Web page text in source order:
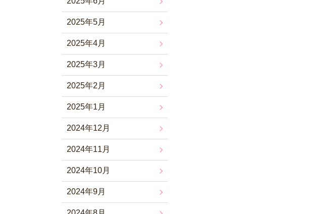
2025年5月
2025年4月
2025年3月
2025年2月
2025年1月
2024年12月
2024年11月
2024年10月
2024年9月